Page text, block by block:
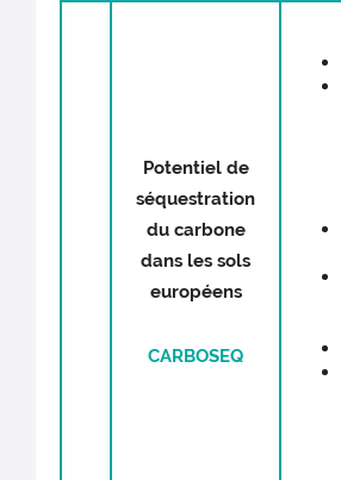
Potentiel de
séquestration
du carbone
dans les sols
européens
CARBOSEQ